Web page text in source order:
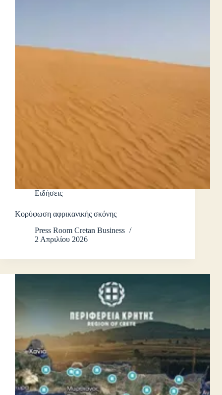
Ειδήσεις
Κορύφωση αφρικανικής σκόνης
Press Room Cretan Business
2 Απριλίου 2026